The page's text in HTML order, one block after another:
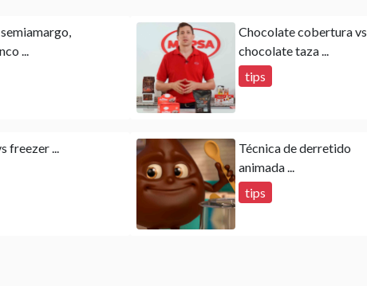
...
Chocolate cobertura vs
chocolate taza ...
tips
freezer ...
Técnica de derretido
animada ...
tips